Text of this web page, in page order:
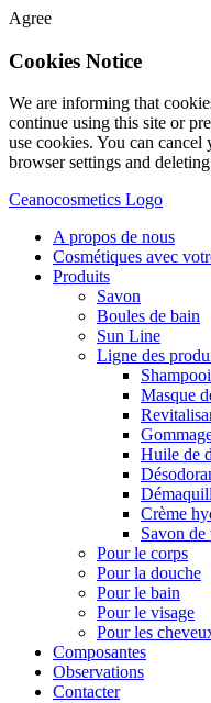
Agree
Cookies Notice
We are informing that
continue using this site or
use cookies. You can
browser settings and
Ceanocosmetics Logo
A propos de nous
Cosmétiques avec
Produits
Savon
Boules de bain
Sun Line
Ligne des
Masque
Huile de
Crème
Savon de
Pour le corps
Pour la douche
Pour le bain
Pour le visage
Pour les
Composantes
Observations
Contacter